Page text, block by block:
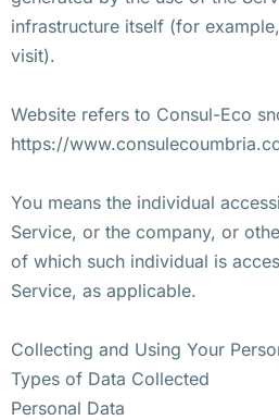
infrastructure itself (for
visit).
Website refers to Consul-Eco
https://
You means the individual
Service, or the company, or
of which such individual is
Service, as applicable.
Collecting and Using Your
Types of Data Collected
Personal Data